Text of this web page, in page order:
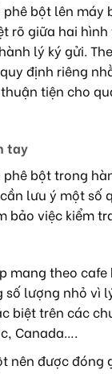
phê bột lên máy
rõ giữa hai
lý ký gửi.
định riêng
tiện cho
tay
phê bột trong
lưu ý một số
bảo việc kiểm
mang theo
số lượng nhỏ vì
biệt trên các
Canada….
nên được đóng